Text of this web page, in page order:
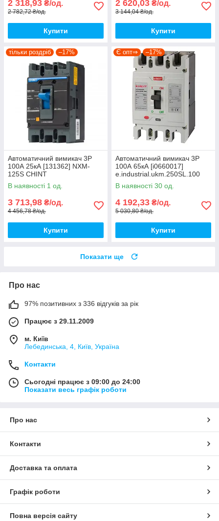
2 318,93 ₴/од.
2 782,72 ₴/од.
Купити
2 620,03 ₴/од.
3 144,04 ₴/од.
Купити
тільки роздріб –17%
Автоматичний вимикач 3Р
100А 25кА [131362] NXM-
125S CHINT
В наявності 1 од.
3 713,98 ₴/од.
4 456,78 ₴/од.
Купити
Є опт⇒ –17%
Автоматичний вимикач 3Р
100А 65кА [i0660017]
e.industrial.ukm.250SL.100
E.NEXT
В наявності 30 од.
4 192,33 ₴/од.
5 030,80 ₴/од.
Купити
Показати ще
Про нас
97% позитивних з 336 відгуків за рік
Працює з 29.11.2009
м. Київ
Лебединська, 4, Київ, Україна
Контакти
Сьогодні працює з 09:00 до 24:00
Показати весь графік роботи
Про нас
Контакти
Доставка та оплата
Графік роботи
Повна версія сайту